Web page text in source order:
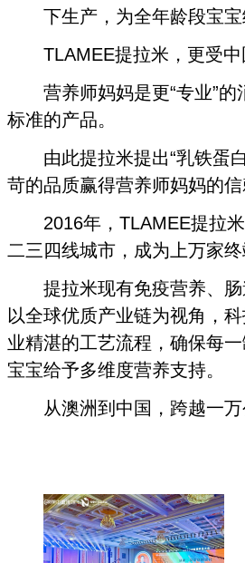
下生产，为全年龄段宝
TLAMEE提拉米，更受中
营养师妈妈是更“专业”的
标准的产品。
由此提拉米提出“乳铁蛋白
苛的品质赢得营养师妈妈的
2016年，TLAMEE提拉米
二三四线城市，成为上万家
提拉米现有免疫营养、肠
以全球优质产业链为视角，
业精湛的工艺流程，确保每
宝宝给予多维度营养支持。
从澳洲到中国，跨越一万